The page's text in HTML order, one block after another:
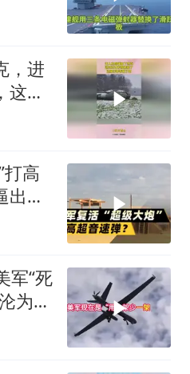
，进
这操
打高
出来
军“死
为